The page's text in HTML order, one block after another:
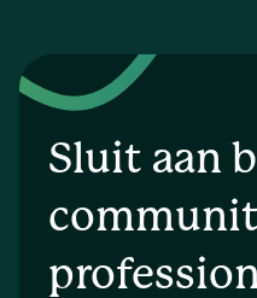
Sluit aan